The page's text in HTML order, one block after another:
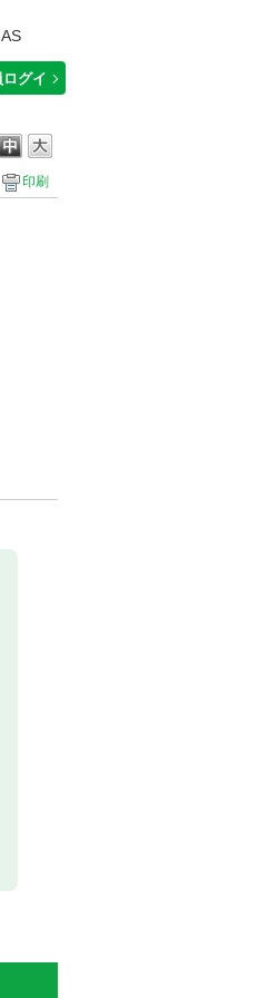
ログイ
ン
印刷